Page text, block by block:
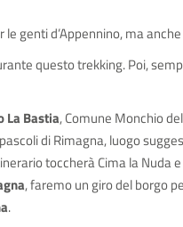
genti d’Appennino, ma
questo trekking. Poi,
La Bastia, Comune Monchio
di Rimagna, luogo
toccherà Cima la Nuda
, faremo un giro del borgo
.